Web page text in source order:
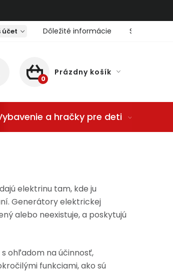
účet Dôležité informácie Servis
NÁKUPNÝ KOŠÍK
Prázdny košík
a hračky pre deti
elektrinu tam, kde ju
Generátory elektrickej
alebo neexistuje, a poskytujú
ohľadom na účinnosť,
funkciami, ako sú